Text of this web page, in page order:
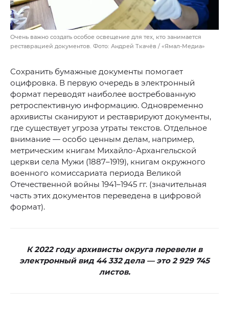
Очень важно создать особое освещение для тех, кто занимается
реставрацией документов. Фото: Андрей Ткачёв / «Ямал-Медиа»
Сохранить бумажные документы помогает
оцифровка. В первую очередь в электронный
формат переводят наиболее востребованную
ретроспективную информацию. Одновременно
архивисты сканируют и реставрируют документы,
где существует угроза утраты текстов. Отдельное
внимание — особо ценным делам, например,
метрическим книгам Михайло-Архангельской
церкви села Мужи (1887–1919), книгам окружного
военного комиссариата периода Великой
Отечественной войны 1941–1945 гг. (значительная
часть этих документов переведена в цифровой
формат).
К 2022 году архивисты округа перевели в
электронный вид 44 332 дела — это 2 929 745
листов.